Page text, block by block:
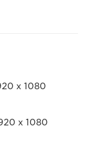
x 1080
x 1080